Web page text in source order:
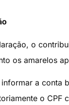
o
os amarelos
a conta
o CPF